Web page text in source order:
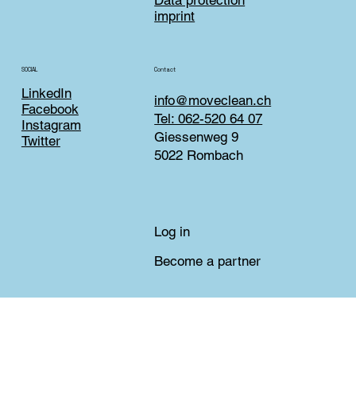
imprint
SOCIAL
LinkedIn
Facebook
Instagram
Twitter
Contact
info@moveclean.ch
Tel: 062-520 64 07
Giessenweg 9
5022 Rombach
Log in
Become a partner